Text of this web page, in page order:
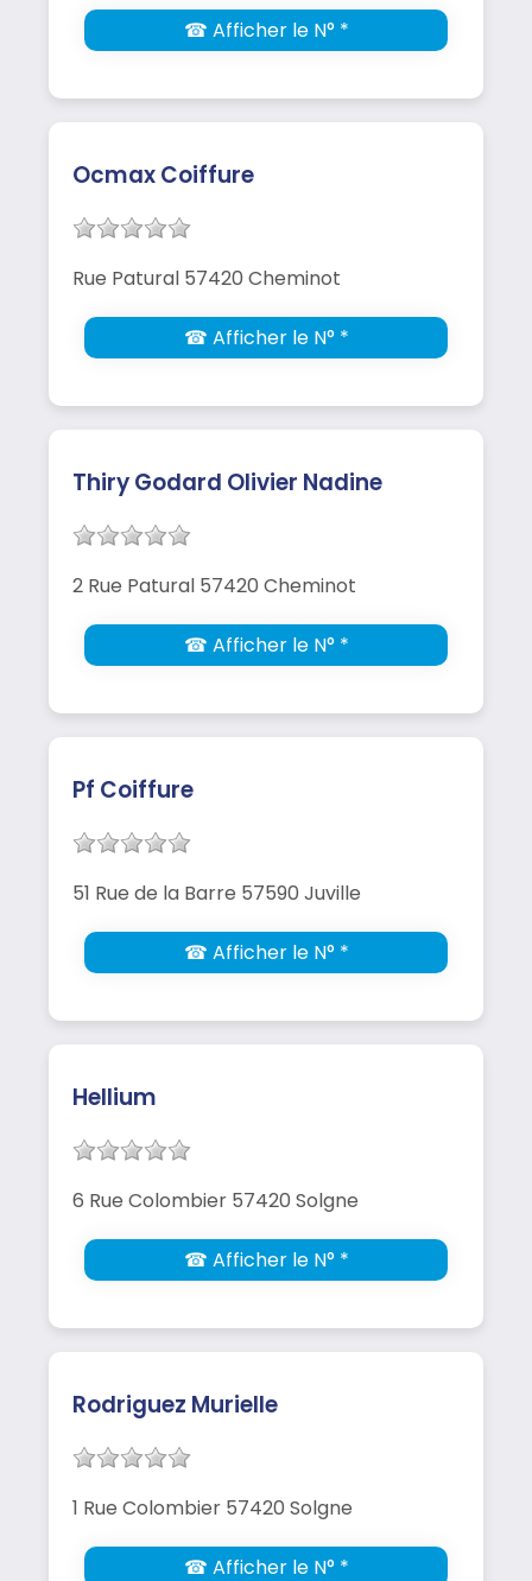
☎ Afficher le N° *
Ocmax Coiffure
Rue Patural 57420 Cheminot
☎ Afficher le N° *
Thiry Godard Olivier Nadine
2 Rue Patural 57420 Cheminot
☎ Afficher le N° *
Pf Coiffure
51 Rue de la Barre 57590 Juville
☎ Afficher le N° *
Hellium
6 Rue Colombier 57420 Solgne
☎ Afficher le N° *
Rodriguez Murielle
1 Rue Colombier 57420 Solgne
☎ Afficher le N° *